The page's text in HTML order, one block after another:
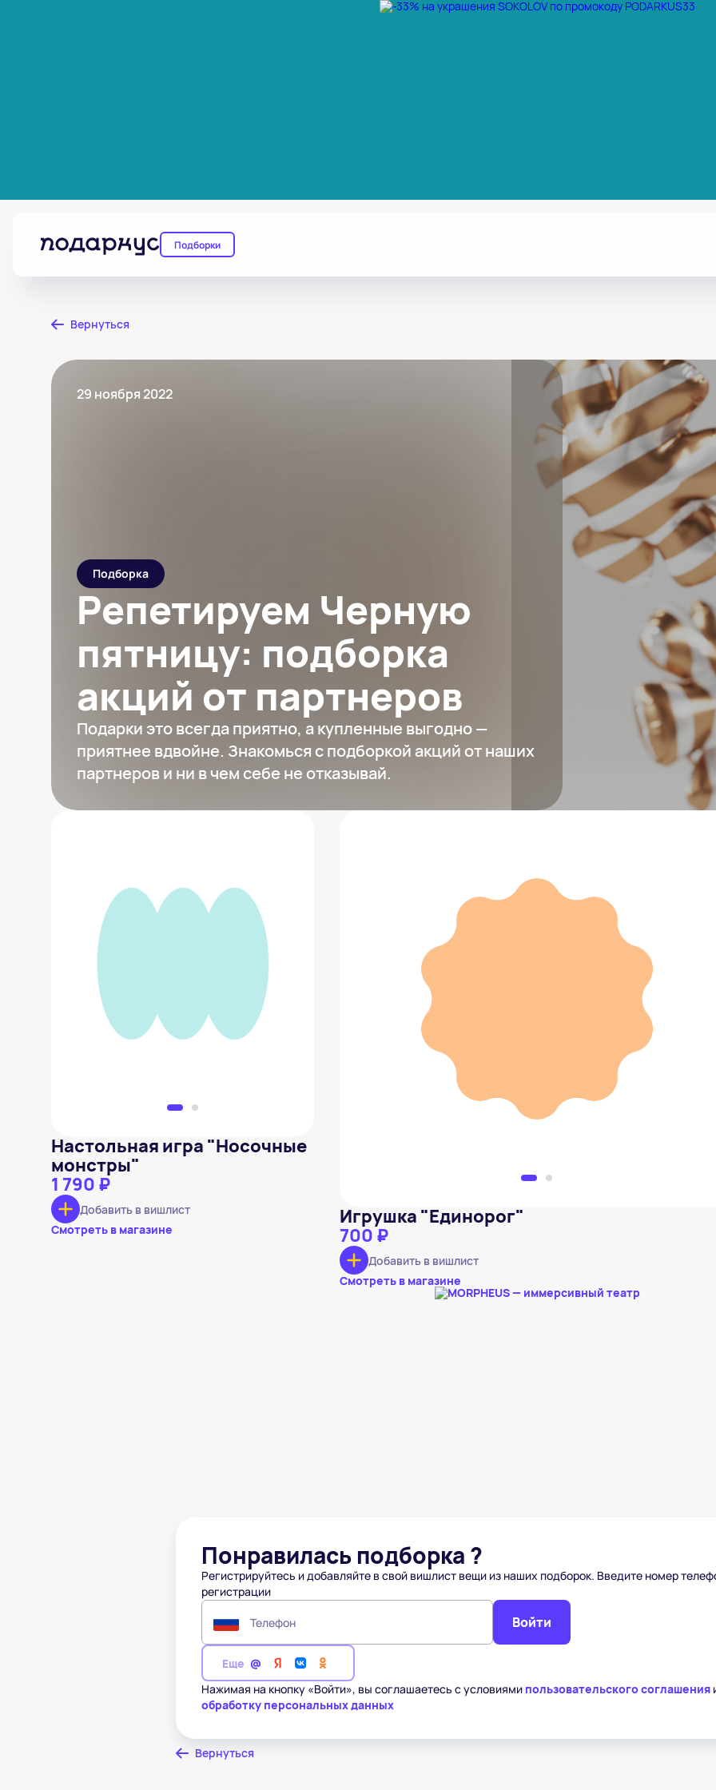
Подборки
Вернуться
29 ноября 2022
Подборка
Репетируем Черную
пятницу: подборка
акций от партнеров
Подарки это всегда приятно, а купленные выгодно —
приятнее вдвойне. Знакомься с подборкой акций от наших
партнеров и ни в чем себе не отказывай.
Добавить в вишлист
Настольная игра "Носочные
монстры"
1 790 ₽
Добавить в вишлист
Смотреть в магазине
Игрушка "Единорог"
700 ₽
Добавить в вишлист
Смотреть в магазине
Понравилась подборка ?
Регистрируйтесь и добавляйте в свой вишлист вещи из наших подборок. Введите номер
регистрации
Телефон Войти
Еще
Нажимая на кнопку «Войти», вы соглашаетесь с условиями пользовательского соглашения
обработку персональных данных
Вернуться